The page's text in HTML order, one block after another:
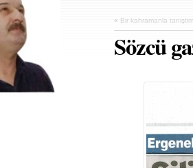
« Bir kahramanla
Sözcü